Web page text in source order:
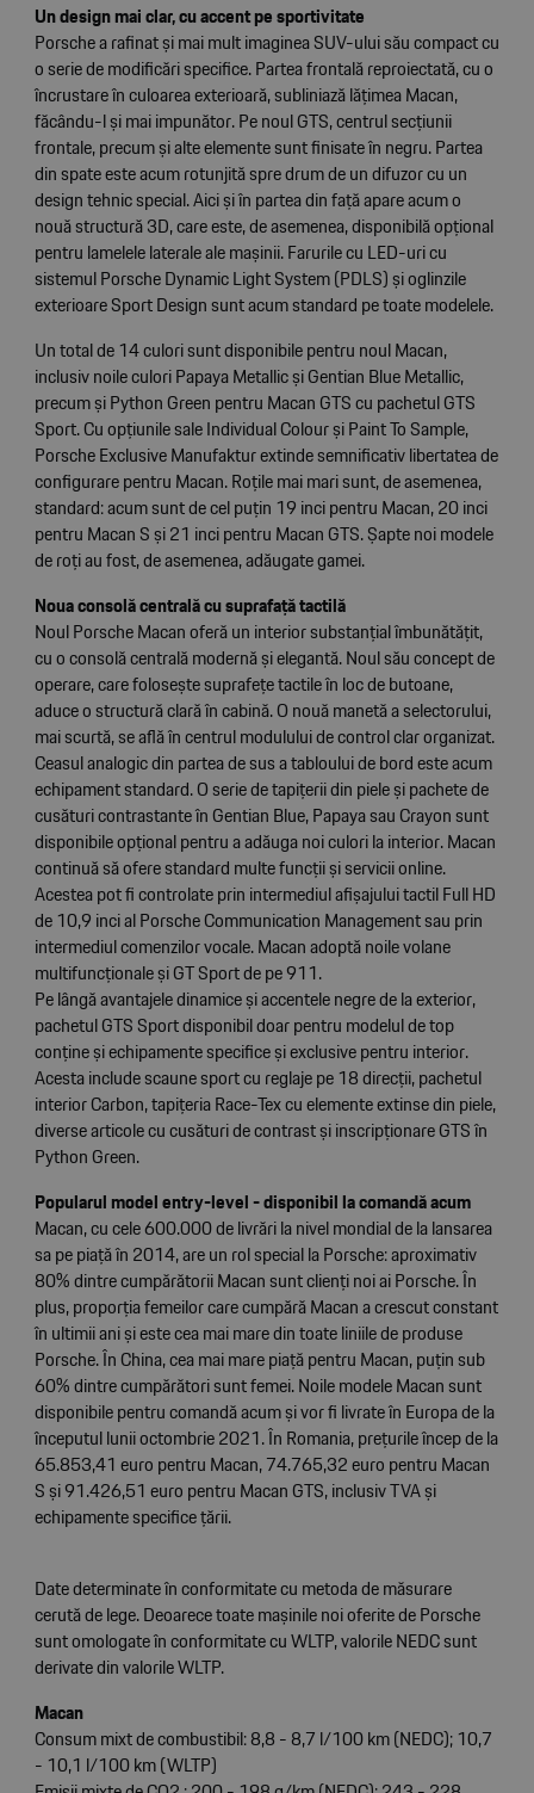
Un design mai clar, cu accent pe sportivitate
Porsche a rafinat și mai mult imaginea SUV-ului său compact cu
o serie de modificări specifice. Partea frontală reproiectată, cu o
încrustare în culoarea exterioară, subliniază lățimea Macan,
făcându-l și mai impunător. Pe noul GTS, centrul secțiunii
frontale, precum și alte elemente sunt finisate în negru. Partea
din spate este acum rotunjită spre drum de un difuzor cu un
design tehnic special. Aici și în partea din față apare acum o
nouă structură 3D, care este, de asemenea, disponibilă opțional
pentru lamelele laterale ale mașinii. Farurile cu LED-uri cu
sistemul Porsche Dynamic Light System (PDLS) și oglinzile
exterioare Sport Design sunt acum standard pe toate modelele.
Un total de 14 culori sunt disponibile pentru noul Macan,
inclusiv noile culori Papaya Metallic și Gentian Blue Metallic,
precum și Python Green pentru Macan GTS cu pachetul GTS
Sport. Cu opțiunile sale Individual Colour și Paint To Sample,
Porsche Exclusive Manufaktur extinde semnificativ libertatea de
configurare pentru Macan. Roțile mai mari sunt, de asemenea,
standard: acum sunt de cel puțin 19 inci pentru Macan, 20 inci
pentru Macan S și 21 inci pentru Macan GTS. Șapte noi modele
de roți au fost, de asemenea, adăugate gamei.
Noua consolă centrală cu suprafață tactilă
Noul Porsche Macan oferă un interior substanțial îmbunătățit,
cu o consolă centrală modernă și elegantă. Noul său concept de
operare, care folosește suprafețe tactile în loc de butoane,
aduce o structură clară în cabină. O nouă manetă a selectorului,
mai scurtă, se află în centrul modulului de control clar organizat.
Ceasul analogic din partea de sus a tabloului de bord este acum
echipament standard. O serie de tapițerii din piele și pachete de
cusături contrastante în Gentian Blue, Papaya sau Crayon sunt
disponibile opțional pentru a adăuga noi culori la interior. Macan
continuă să ofere standard multe funcții și servicii online.
Acestea pot fi controlate prin intermediul afișajului tactil Full HD
de 10,9 inci al Porsche Communication Management sau prin
intermediul comenzilor vocale. Macan adoptă noile volane
multifuncționale și GT Sport de pe 911.
Pe lângă avantajele dinamice și accentele negre de la exterior,
pachetul GTS Sport disponibil doar pentru modelul de top
conține și echipamente specifice și exclusive pentru interior.
Acesta include scaune sport cu reglaje pe 18 direcții, pachetul
interior Carbon, tapițeria Race-Tex cu elemente extinse din piele,
diverse articole cu cusături de contrast și inscripționare GTS în
Python Green.
Popularul model entry-level - disponibil la comandă acum
Macan, cu cele 600.000 de livrări la nivel mondial de la lansarea
sa pe piață în 2014, are un rol special la Porsche: aproximativ
80% dintre cumpărătorii Macan sunt clienți noi ai Porsche. În
plus, proporția femeilor care cumpără Macan a crescut constant
în ultimii ani și este cea mai mare din toate liniile de produse
Porsche. În China, cea mai mare piață pentru Macan, puțin sub
60% dintre cumpărători sunt femei. Noile modele Macan sunt
disponibile pentru comandă acum și vor fi livrate în Europa de la
începutul lunii octombrie 2021. În Romania, prețurile încep de la
65.853,41 euro pentru Macan, 74.765,32 euro pentru Macan
S și 91.426,51 euro pentru Macan GTS, inclusiv TVA și
echipamente specifice țării.
Date determinate în conformitate cu metoda de măsurare
cerută de lege. Deoarece toate mașinile noi oferite de Porsche
sunt omologate în conformitate cu WLTP, valorile NEDC sunt
derivate din valorile WLTP.
Macan
Consum mixt de combustibil: 8,8 - 8,7 l/100 km (NEDC); 10,7
- 10,1 l/100 km (WLTP)